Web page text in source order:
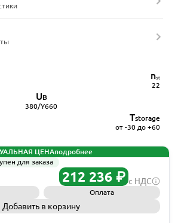
nₛₜ
22
Tstorage
от -30 до +60
UВ
380/Y660
ЦЕНАподробнее
для заказа
212 236 ₽ с НДС
Оплата
Добавить в корзину